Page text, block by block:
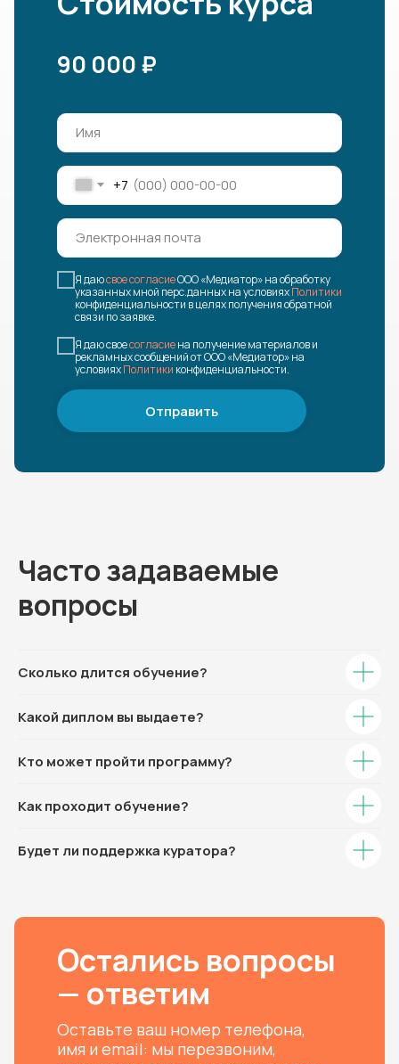
+7
Я даюсвое согласиеООО «Медиатор» на обработку
указанных мной перс.данных на условияхПолитики
конфиденциальности в целях получения обратной
связи по заявке.
Я даю своесогласиена получение материалов и
рекламных сообщений от ООО «Медиатор» на
условияхПолитики конфиденциальности.
Отправить
90 000 ₽
Часто задаваемые
вопросы
Сколько длится обучение?
Какой диплом вы выдаете?
Кто может пройти программу?
Как проходит обучение?
Будет ли поддержка куратора?
Остались вопросы
— ответим
Оставьте ваш номер телефона,
имя и email: мы перезвоним,